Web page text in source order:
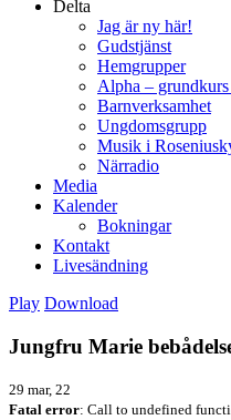
Delta
Jag är ny här!
Gudstjänst
Hemgrupper
Alpha –
Barnverksamhet
Ungdomsgrupp
Musik i
Närradio
Media
Kalender
Bokningar
Kontakt
Livesändning
Play Download
Jungfru Marie
29 mar, 22
Fatal error: Call to undefined